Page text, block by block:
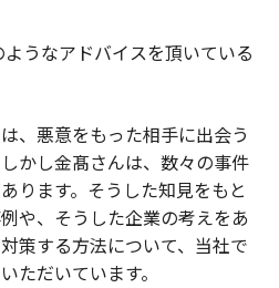
うなアドバイスを頂いている
、悪意をもった相手に出会う
かし金髙さんは、数々の事件
ります。そうした知見をもと
や、そうした企業の考えをあ
策する方法について、当社で
ただいています。